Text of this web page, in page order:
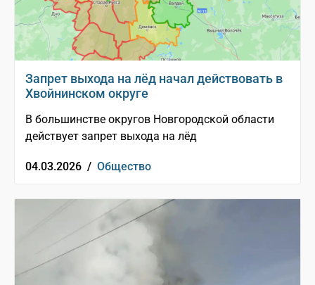
Запрет выхода на лёд начал действовать в
Хвойнинском округе
В большинстве округов Новгородской области
действует запрет выхода на лёд
04.03.2026 / Общество